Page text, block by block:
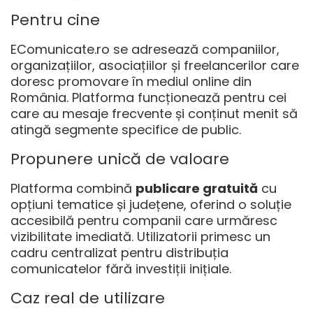
Pentru cine
EComunicate.ro se adresează companiilor,
organizațiilor, asociațiilor și freelancerilor care
doresc promovare în mediul online din
România. Platforma funcționează pentru cei
care au mesaje frecvente și conținut menit să
atingă segmente specifice de public.
Propunere unică de valoare
Platforma combină publicare gratuită cu
opțiuni tematice și județene, oferind o soluție
accesibilă pentru companii care urmăresc
vizibilitate imediată. Utilizatorii primesc un
cadru centralizat pentru distribuția
comunicatelor fără investiții inițiale.
Caz real de utilizare